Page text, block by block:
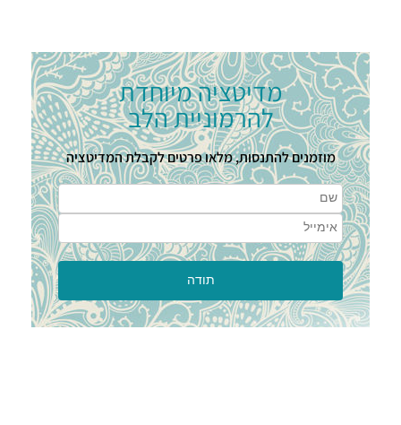
מדיטציה מיוחדת
להרמוניית הלב
מוזמנים להתנסות, מלאו פרטים לקבלת המדיטציה